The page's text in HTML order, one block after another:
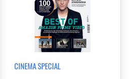
CINEMA SPECIAL